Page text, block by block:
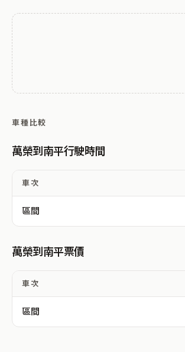
車種比較
萬榮到南平行駛時間
車次
區間
萬榮到南平票價
車次
區間